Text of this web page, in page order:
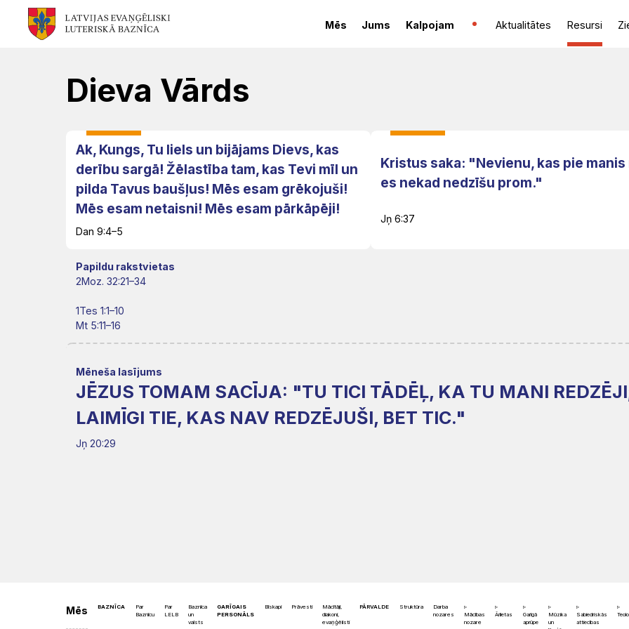
Mēs
personāls
Pārvalde
LELB
Jums
draudzi
Garīgais
atbalsts
un
jauniešiem
Iepazīsti
kristietību
Kalpojam
atbalsts
(Diakonija)
Rekolekcijas
dienests
Misija
Indijā
Aktualitātes
Apmācības
un
Vakances
Resursi
Fotogalerija
Video
un
Rīts
Draudzēm
Dieva Vārds
Ak, Kungs, Tu liels un bijājams Dievs, kas
derību sargā! Žēlastība tam, kas Tevi mīl un
pilda Tavus baušļus! Mēs esam grēkojuši!
Mēs esam netaisni! Mēs esam pārkāpēji!
Dan 9:4–5
Kristus saka: "Nevienu, kas pie manis
es nekad nedzīšu prom."
Jņ 6:37
Papildu rakstvietas
2Moz. 32:21–34
1Tes 1:1–10
Mt 5:11–16
Mēneša lasījums
JĒZUS TOMAM SACĪJA: "TU TICI TĀDĒĻ, KA TU MANI
LAIMĪGI TIE, KAS NAV REDZĒJUŠI, BET TIC."
Jņ 20:29
Mēs BAZNĪCA
Par
Baznīcu
Par
LELB
Baznīca
un
valsts
GARĪGAIS
PERSONĀLS
Bīskapi Prāvesti
Mācītāji,
diakoni,
evaņģēlisti
PĀRVALDE Struktūra
Darba
nozares
Mācības
nozare
Ārlietas
Garīgā
aprūpe
Mūzika
un
Sabiedriskās
attiecības